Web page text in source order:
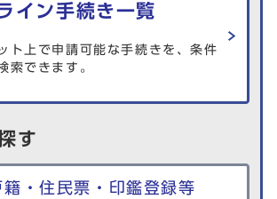
イン手続き一覧
ト上で申請可能な手続きを、条件
索できます。
す
籍・住民票・印鑑登録等